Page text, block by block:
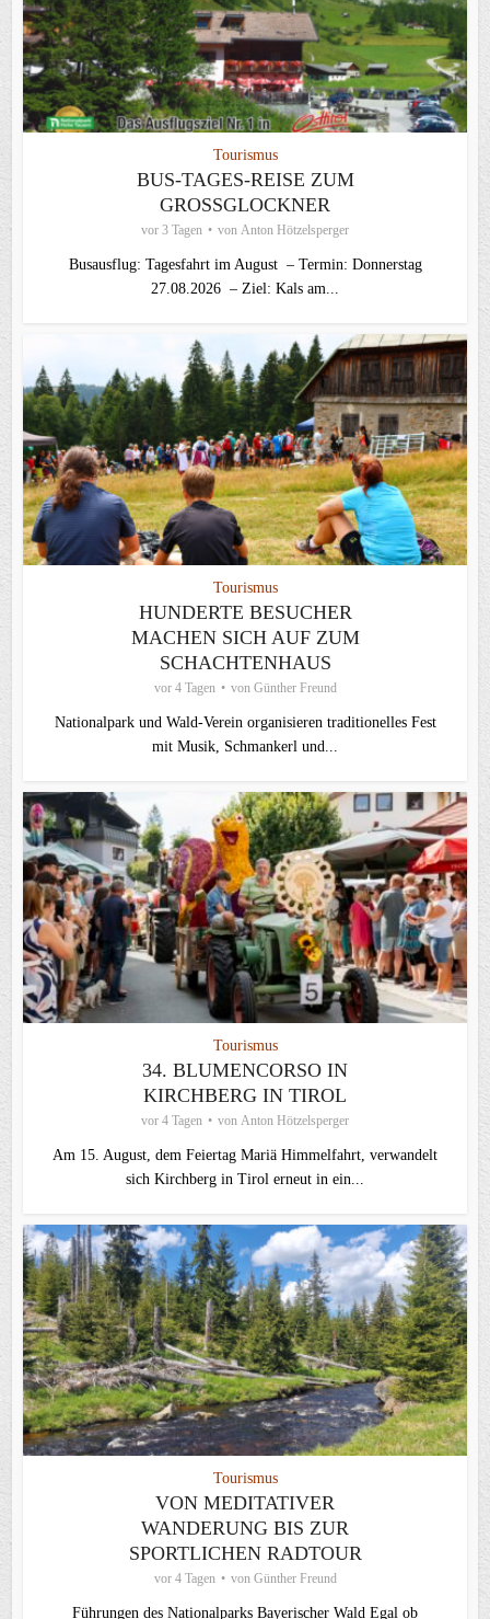
Tourismus
BUS-TAGES-REISE ZUM
GROSSGLOCKNER
vor 3 Tagen von Anton Hötzelsperger
Busausflug: Tagesfahrt im August – Termin: Donnerstag
27.08.2026 – Ziel: Kals am...
Tourismus
HUNDERTE BESUCHER
MACHEN SICH AUF ZUM
SCHACHTENHAUS
vor 4 Tagen von Günther Freund
Nationalpark und Wald-Verein organisieren traditionelles Fest
mit Musik, Schmankerl und...
Tourismus
34. BLUMENCORSO IN
KIRCHBERG IN TIROL
vor 4 Tagen von Anton Hötzelsperger
Am 15. August, dem Feiertag Mariä Himmelfahrt, verwandelt
sich Kirchberg in Tirol erneut in ein...
Tourismus
VON MEDITATIVER
WANDERUNG BIS ZUR
SPORTLICHEN RADTOUR
vor 4 Tagen von Günther Freund
Führungen des Nationalparks Bayerischer Wald Egal ob